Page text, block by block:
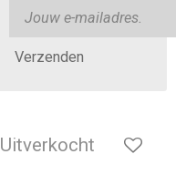
Verzenden
Uitverkocht